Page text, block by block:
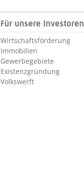
Für unsere Investoren
Wirtschaftsförderung
Immobilien
Gewerbegebiete
Existenzgründung
Volkswerft